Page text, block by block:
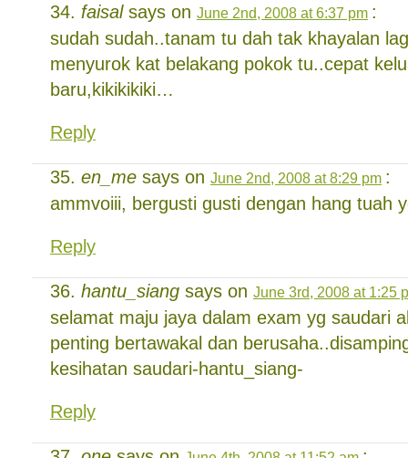
faisalsays on June 2nd, 2008 at 6:37 pm :
sudah sudah..tanam tu dah tak khayalan
menyurok kat belakang pokok tu..cepat
baru,kikikikiki…
Reply
en_me says on June 2nd, 2008 at 8:29 pm :
ammvoiii, bergusti gusti dengan hang tuah
Reply
hantu_siang says on June 3rd, 2008 at 1:25
selamat maju jaya dalam exam yg saudari
penting bertawakal dan
kesihatan saudari-hantu_siang-
Reply